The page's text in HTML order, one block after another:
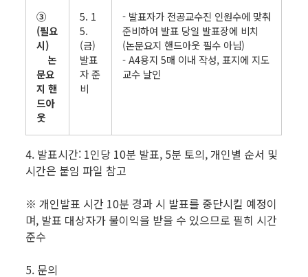
③
(필요
시)
논
문요
지 핸
드아
웃
5. 1
5.
(금)
발표
자 준
비
- 발표자가 전공교수진 인원수에 맞춰
준비하여 발표 당일 발표장에 비치
(논문요지 핸드아웃 필수 아님)
- A4용지 5매 이내 작성, 표지에 지도
교수 날인
4. 발표시간: 1인당 10분 발표, 5분 토의, 개인별 순서 및
시간은 붙임 파일 참고
※ 개인발표 시간 10분 경과 시 발표를 중단시킬 예정이
며, 발표 대상자가 불이익을 받을 수 있으므로 필히 시간
준수
5. 문의